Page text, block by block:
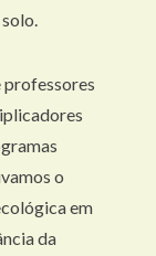
professores
o
em
da